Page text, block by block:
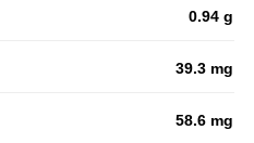
0.94 g
39.3 mg
58.6 mg